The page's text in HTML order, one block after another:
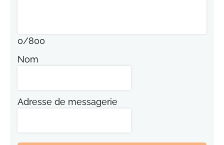
0/800
Nom
Adresse de messagerie